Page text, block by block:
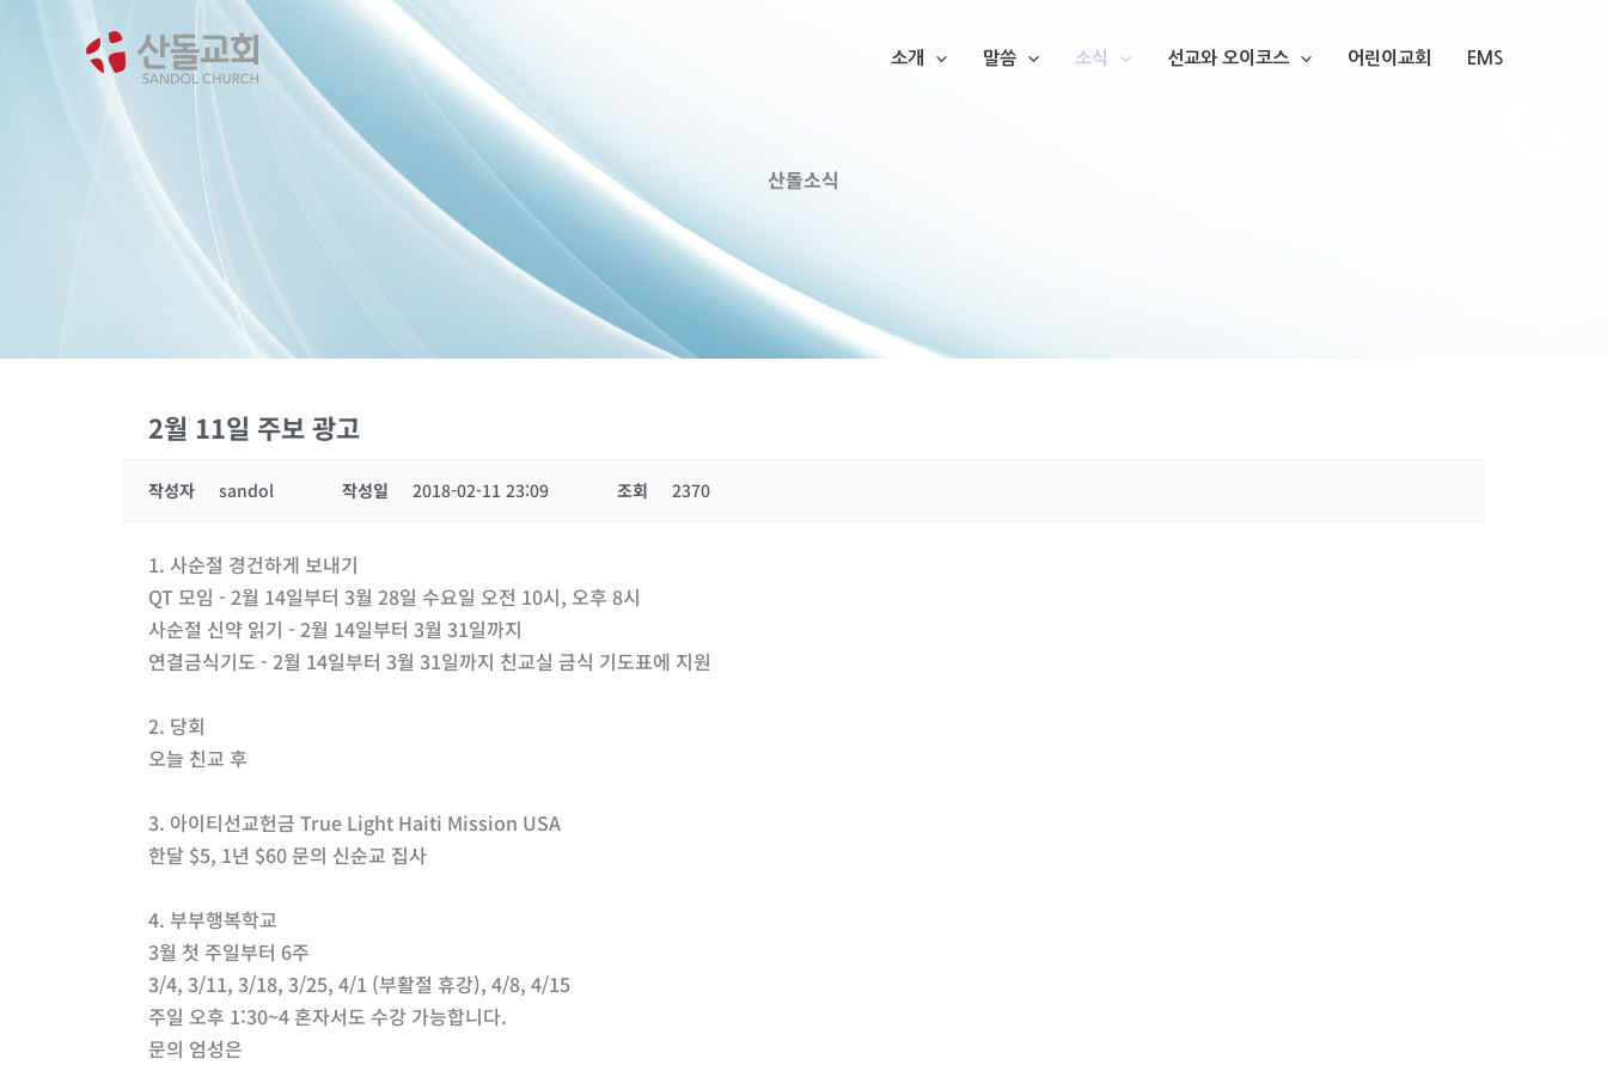
소개 말씀 소식 선교와 오이코스 어린이교회 EMS
산돌소식
2월 11일 주보 광고
작성자 sandol 작성일 2018-02-11 23:09 조회 2370
1. 사순절 경건하게 보내기
QT 모임 - 2월 14일부터 3월 28일 수요일 오전 10시, 오후 8시
사순절 신약 읽기 - 2월 14일부터 3월 31일까지
연결금식기도 - 2월 14일부터 3월 31일까지 친교실 금식 기도표에 지원
2. 당회
오늘 친교 후
3. 아이티선교헌금 True Light Haiti Mission USA
한달 $5, 1년 $60 문의 신순교 집사
4. 부부행복학교
3월 첫 주일부터 6주
3/4, 3/11, 3/18, 3/25, 4/1 (부활절 휴강), 4/8, 4/15
주일 오후 1:30~4 혼자서도 수강 가능합니다.
문의 엄성은